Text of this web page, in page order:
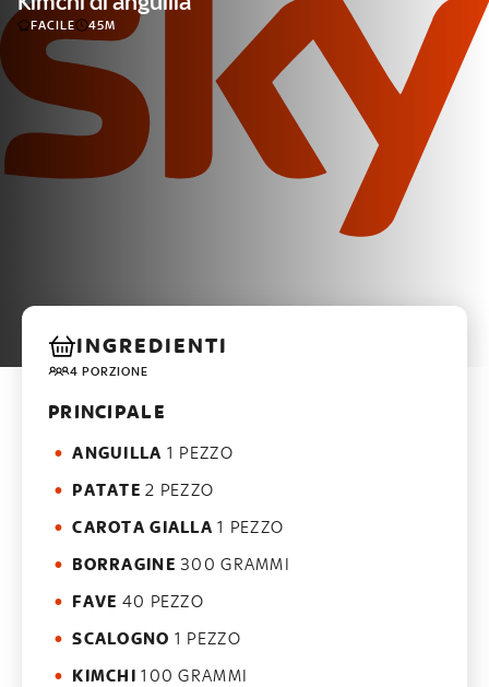
NOW
FACILE 45M
INGREDIENTI
4 PORZIONE
PRINCIPALE
ANGUILLA 1 PEZZO
PATATE 2 PEZZO
CAROTA GIALLA 1 PEZZO
BORRAGINE 300 GRAMMI
FAVE 40 PEZZO
SCALOGNO 1 PEZZO
KIMCHI 100 GRAMMI